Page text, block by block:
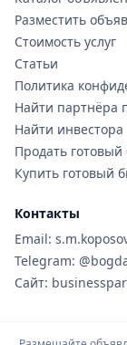
Разместить
Стоимость услуг
Статьи
Политика
Найти партнёра
Найти инвестора
Продать готовый
Купить готовый
Контакты
Email:
Telegram:
Сайт: